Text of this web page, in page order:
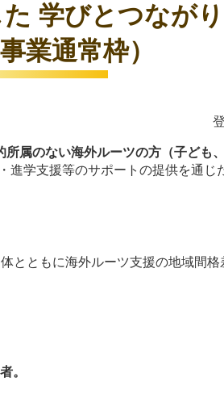
学びとつなが
業通常枠）
所属のない海外ルーツの方（子ども
学支援等のサポートの提供を通じ
ともに海外ルーツ支援の地域間格
。